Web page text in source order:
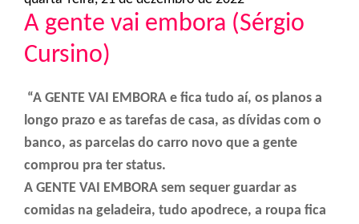
A gente vai embora (Sérgio
Cursino)
“A GENTE VAI EMBORA e fica tudo aí, os planos a
longo prazo e as tarefas de casa, as dívidas com o
banco, as parcelas do carro novo que a gente
comprou pra ter status.
A GENTE VAI EMBORA sem sequer guardar as
comidas na geladeira, tudo apodrece, a roupa fica